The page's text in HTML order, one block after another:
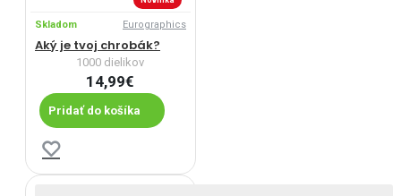
Skladom Eurographics
Aký je tvoj chrobák?
1000 dielikov
14,99€
Pridať do košíka